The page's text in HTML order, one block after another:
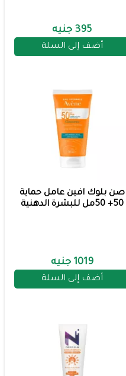
395 جنيه
أضف إلى السلة
صن بلوك افين عامل حماية
50+ 50مل للبشرة الدهنية
1019 جنيه
أضف إلى السلة